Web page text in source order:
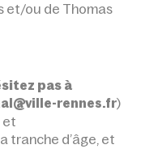
et/ou de Thomas
pas à
rennes.fr)
et
tranche d’âge, et